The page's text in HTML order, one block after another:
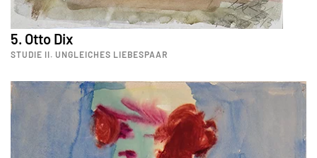
5. Otto Dix
STUDIE II. UNGLEICHES LIEBESPAAR